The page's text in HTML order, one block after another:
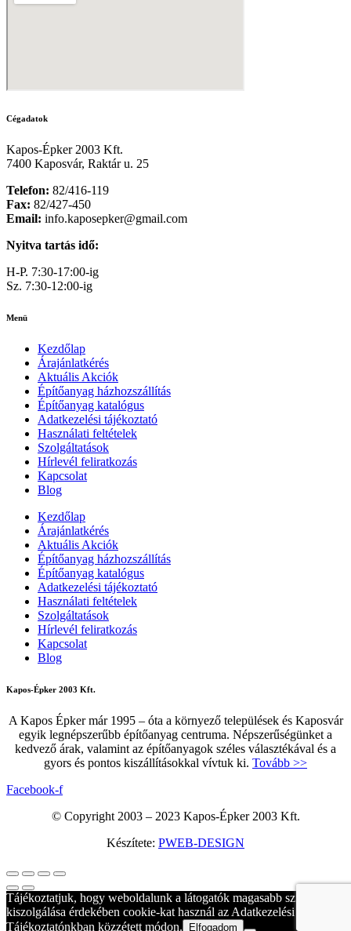
Cégadatok
Kapos-Épker 2003 Kft.
7400 Kaposvár, Raktár u. 25
Telefon: 82/416-119
Fax: 82/427-450
Email: info.kaposepker@gmail.com
Nyitva tartás idő:
H-P. 7:30-17:00-ig
Sz. 7:30-12:00-ig
Menü
Kezdőlap
Árajánlatkérés
Aktuális Akciók
Építőanyag házhozszállítás
Építőanyag katalógus
Adatkezelési tájékoztató
Használati feltételek
Szolgáltatások
Hírlevél feliratkozás
Kapcsolat
Blog
Kezdőlap
Árajánlatkérés
Aktuális Akciók
Építőanyag házhozszállítás
Építőanyag katalógus
Adatkezelési tájékoztató
Használati feltételek
Szolgáltatások
Hírlevél feliratkozás
Kapcsolat
Blog
Kapos-Épker 2003 Kft.
A Kapos Épker már 1995 – óta a környező települések és Kaposvár
egyik legnépszerűbb építőanyag centruma. Népszerűségünket a
kedvező árak, valamint az építőanyagok széles választékával és a
gyors és pontos kiszállításokkal vívtuk ki. Tovább >>
Facebook-f
© Copyright 2003 – 2023 Kapos-Épker 2003 Kft.
Készítete: PWEB-DESIGN
Tájékoztatjuk, hogy weboldalunk a látogatók magasabb szintű
kiszolgálása érdekében cookie-kat használ az Adatkezelési
Tájékoztatónkban közzétett módon.
Elfogadom